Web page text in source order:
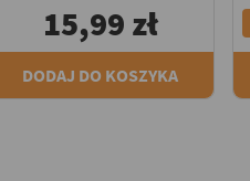
15,99 zł
DODAJ DO KOSZYKA